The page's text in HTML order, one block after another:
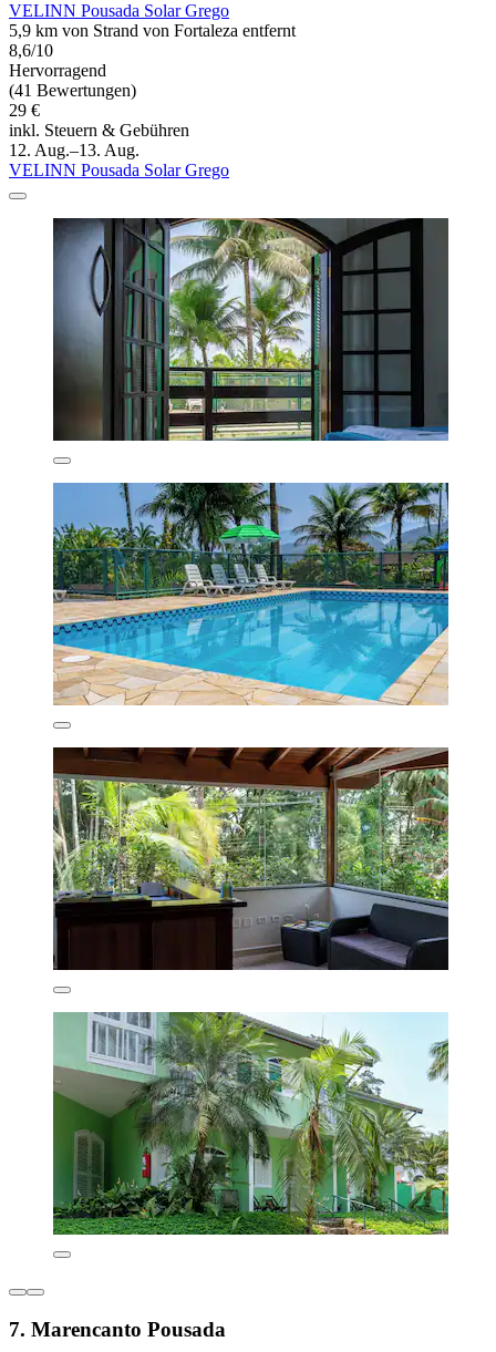
VELINN Pousada Solar Grego
5,9 km von Strand von Fortaleza entfernt
8,6/10
Hervorragend
(41 Bewertungen)
29 €
inkl. Steuern & Gebühren
12. Aug.–13. Aug.
VELINN Pousada Solar Grego
7. Marencanto Pousada